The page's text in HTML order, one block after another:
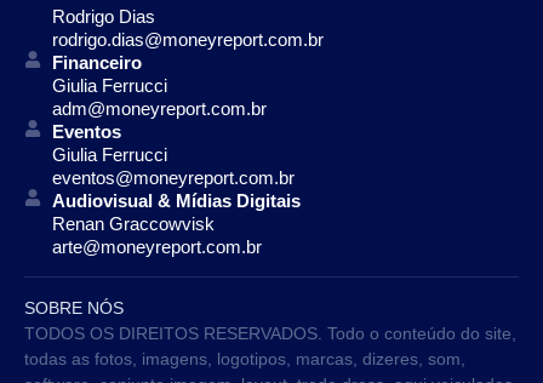
Rodrigo Dias
rodrigo.dias@moneyreport.com.br
Financeiro
Giulia Ferrucci
adm@moneyreport.com.br
Eventos
Giulia Ferrucci
eventos@moneyreport.com.br
Audiovisual & Mídias Digitais
Renan Graccowvisk
arte@moneyreport.com.br
SOBRE NÓS
TODOS OS DIREITOS RESERVADOS. Todo o conteúdo do site,
todas as fotos, imagens, logotipos, marcas, dizeres, som,